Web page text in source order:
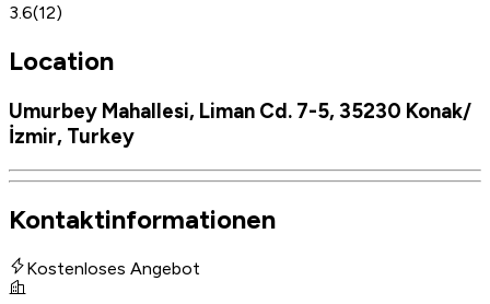
3.6(12)
Location
Umurbey Mahallesi, Liman Cd. 7-5, 35230 Konak/
İzmir, Turkey
Kontaktinformationen
Kostenloses Angebot